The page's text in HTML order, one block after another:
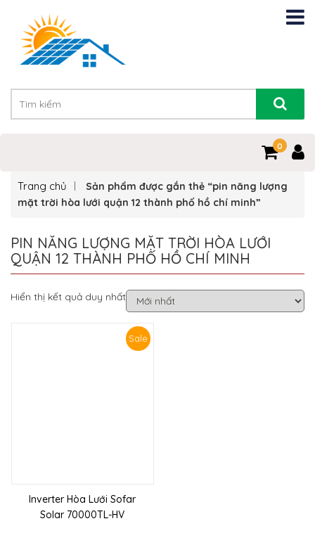
0
Trang chủ
Sản phẩm được gắn thẻ “pin năng lượng
mặt trời hòa lưới quận 12 thành phố hồ chí minh”
PIN NĂNG LƯỢNG MẶT TRỜI HÒA LƯỚI
QUẬN 12 THÀNH PHỐ HỒ CHÍ MINH
Hiển thị kết quả duy nhất
Sale
Inverter Hòa Lưới Sofar
Solar 70000TL-HV